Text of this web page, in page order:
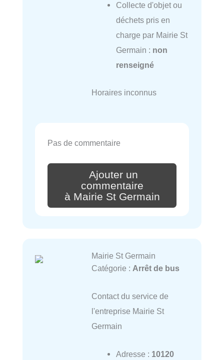
Collecte d'objet ou
déchets pris en
charge par Mairie St
Germain : non
renseigné
Horaires inconnus
Pas de commentaire
Ajouter un
commentaire
à Mairie St Germain
Mairie St Germain
Catégorie : Arrêt de bus
Contact du service de
l'entreprise Mairie St
Germain
Adresse : 10120